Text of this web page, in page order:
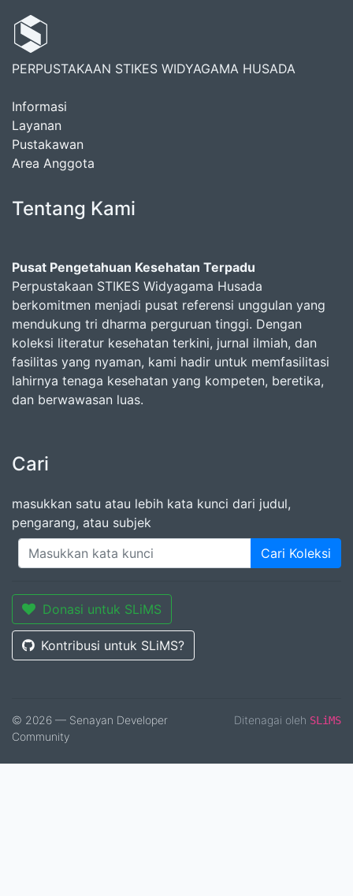
PERPUSTAKAAN STIKES WIDYAGAMA HUSADA
Informasi
Layanan
Pustakawan
Area Anggota
Tentang Kami
Pusat Pengetahuan Kesehatan Terpadu
Perpustakaan STIKES Widyagama Husada
berkomitmen menjadi pusat referensi unggulan yang
mendukung tri dharma perguruan tinggi. Dengan
koleksi literatur kesehatan terkini, jurnal ilmiah, dan
fasilitas yang nyaman, kami hadir untuk memfasilitasi
lahirnya tenaga kesehatan yang kompeten, beretika,
dan berwawasan luas.
Cari
masukkan satu atau lebih kata kunci dari judul,
pengarang, atau subjek
Cari Koleksi
Donasi untuk SLiMS
Kontribusi untuk SLiMS?
© 2026 — Senayan Developer
Community
Ditenagai oleh SLiMS